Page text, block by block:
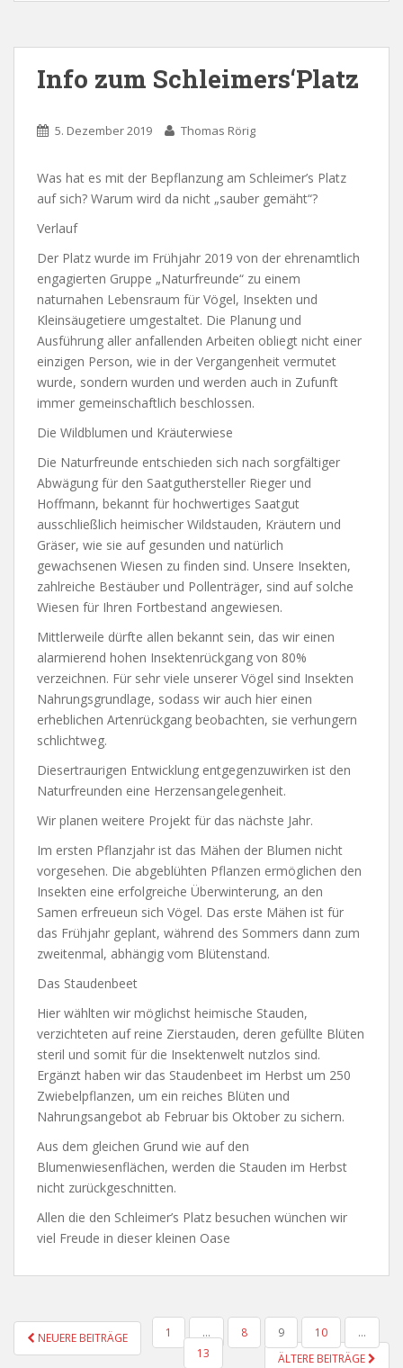
Info zum Schleimers‘Platz
5. Dezember 2019 Thomas Rörig
Was hat es mit der Bepflanzung am Schleimer’s Platz
auf sich? Warum wird da nicht „sauber gemäht“?
Verlauf
Der Platz wurde im Frühjahr 2019 von der ehrenamtlich
engagierten Gruppe „Naturfreunde“ zu einem
naturnahen Lebensraum für Vögel, Insekten und
Kleinsäugetiere umgestaltet. Die Planung und
Ausführung aller anfallenden Arbeiten obliegt nicht einer
einzigen Person, wie in der Vergangenheit vermutet
wurde, sondern wurden und werden auch in Zufunft
immer gemeinschaftlich beschlossen.
Die Wildblumen und Kräuterwiese
Die Naturfreunde entschieden sich nach sorgfältiger
Abwägung für den Saatguthersteller Rieger und
Hoffmann, bekannt für hochwertiges Saatgut
ausschließlich heimischer Wildstauden, Kräutern und
Gräser, wie sie auf gesunden und natürlich
gewachsenen Wiesen zu finden sind. Unsere Insekten,
zahlreiche Bestäuber und Pollenträger, sind auf solche
Wiesen für Ihren Fortbestand angewiesen.
Mittlerweile dürfte allen bekannt sein, das wir einen
alarmierend hohen Insektenrückgang von 80%
verzeichnen. Für sehr viele unserer Vögel sind Insekten
Nahrungsgrundlage, sodass wir auch hier einen
erheblichen Artenrückgang beobachten, sie verhungern
schlichtweg.
Diesertraurigen Entwicklung entgegenzuwirken ist den
Naturfreunden eine Herzensangelegenheit.
Wir planen weitere Projekt für das nächste Jahr.
Im ersten Pflanzjahr ist das Mähen der Blumen nicht
vorgesehen. Die abgeblühten Pflanzen ermöglichen den
Insekten eine erfolgreiche Überwinterung, an den
Samen erfreueun sich Vögel. Das erste Mähen ist für
das Frühjahr geplant, während des Sommers dann zum
zweitenmal, abhängig vom Blütenstand.
Das Staudenbeet
Hier wählten wir möglichst heimische Stauden,
verzichteten auf reine Zierstauden, deren gefüllte Blüten
steril und somit für die Insektenwelt nutzlos sind.
Ergänzt haben wir das Staudenbeet im Herbst um 250
Zwiebelpflanzen, um ein reiches Blüten und
Nahrungsangebot ab Februar bis Oktober zu sichern.
Aus dem gleichen Grund wie auf den
Blumenwiesenflächen, werden die Stauden im Herbst
nicht zurückgeschnitten.
Allen die den Schleimer’s Platz besuchen wünchen wir
viel Freude in dieser kleinen Oase
BEITRAGSNAVIGATION
NEUERE BEITRÄGE 1 … 8 9 10
…
13
ÄLTERE BEITRÄGE